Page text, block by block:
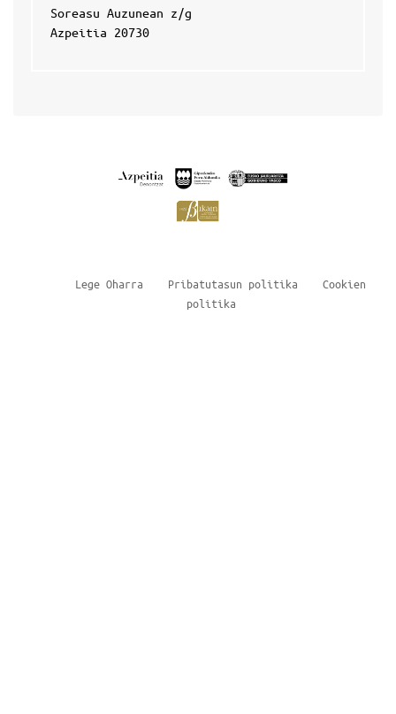
Soreasu Auzunean z/g
Azpeitia 20730
Lege Oharra Pribatutasun politika
Cookien
politika